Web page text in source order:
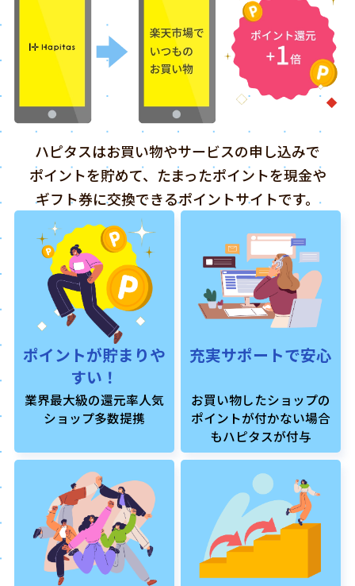
ハピタスはお買い物やサービスの申し込みで
ポイントを貯めて、たまったポイントを現金や
ギフト券に交換できるポイントサイトです。
ポイントが貯まりや
すい！
業界最大級の還元率人気
ショップ多数提携
充実サポートで安心
お買い物したショップの
ポイントが付かない場合
もハピタスが付与